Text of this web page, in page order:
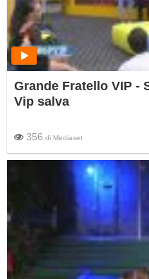
Grande Fratello VIP -
Vip salva
356 di Mediaset